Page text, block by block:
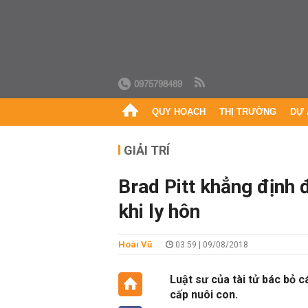
0975798489
QUY HOẠCH THỊ TRƯỜNG DỰ
GIẢI TRÍ
Brad Pitt khẳng định
khi ly hôn
Hoài Vũ 03:59 | 09/08/2018
Luật sư của tài tử bác bỏ
cấp nuôi con.